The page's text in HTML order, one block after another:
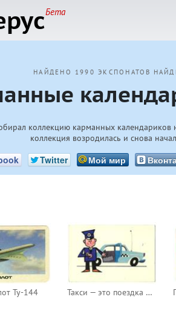
Бета
НАЙДЕНО 1990 ЭКСПОНАТОВ
коллекцию карманных календариков
коллекция возродилась и снова
Twitter Мой мир
Ту-144 Такси — это поездка без пересадок по любому маршруту